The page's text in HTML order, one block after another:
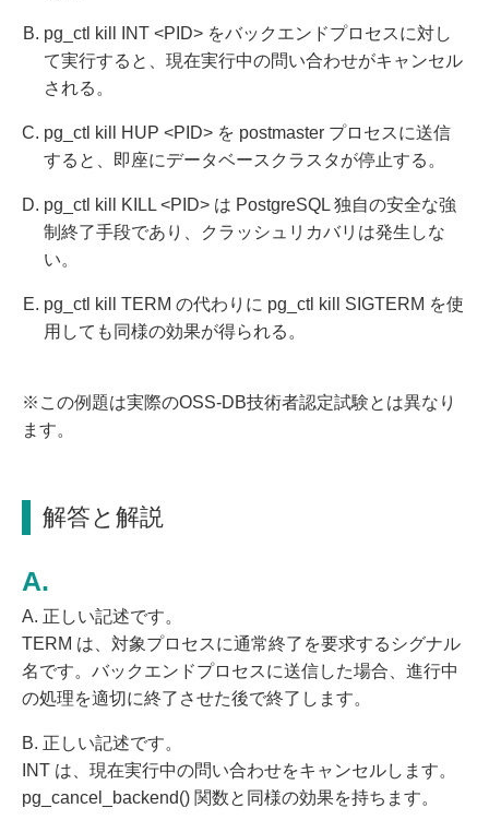
pg_ctl kill INT <PID> をバックエンドプロセスに対し
て実行すると、現在実行中の問い合わせがキャンセル
される。
pg_ctl kill HUP <PID> を postmaster プロセスに送信
すると、即座にデータベースクラスタが停止する。
pg_ctl kill KILL <PID> は PostgreSQL 独自の安全な強
制終了手段であり、クラッシュリカバリは発生しな
い。
pg_ctl kill TERM の代わりに pg_ctl kill SIGTERM を使
用しても同様の効果が得られる。
※この例題は実際のOSS-DB技術者認定試験とは異なり
ます。
解答と解説
A. 正しい記述です。
TERM は、対象プロセスに通常終了を要求するシグナル
名です。バックエンドプロセスに送信した場合、進行中
の処理を適切に終了させた後で終了します。
B. 正しい記述です。
INT は、現在実行中の問い合わせをキャンセルします。
pg_cancel_backend() 関数と同様の効果を持ちます。